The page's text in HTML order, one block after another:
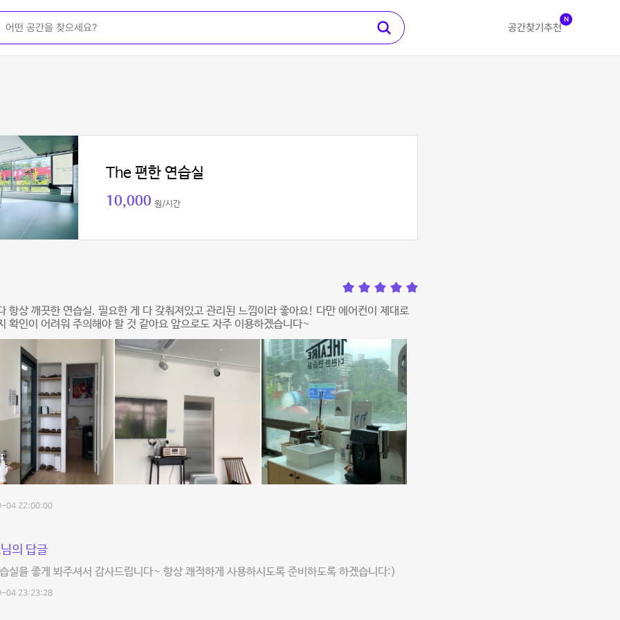
공간찾기 추천
N
The 편한 연습실
10,000 원/시간
항상 깨끗한 연습실. 필요한 게 다 갖춰져있고 관리된 느낌이라 좋아요! 다만 에어컨이 제대로
확인이 어려워 주의해야 할 것 같아요 앞으로도 자주 이용하겠습니다~
04 22:00:00
의 답글
실을 좋게 봐주셔서 감사드립니다~ 항상 쾌적하게 사용하시도록 준비하도록 하겠습니다:)
04 23:23:28